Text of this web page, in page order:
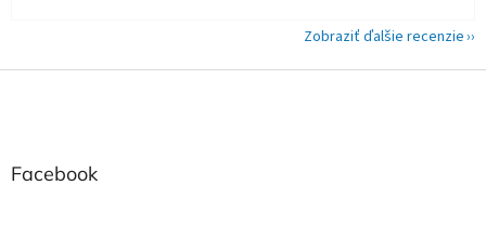
Zobraziť ďalšie recenzie
Facebook